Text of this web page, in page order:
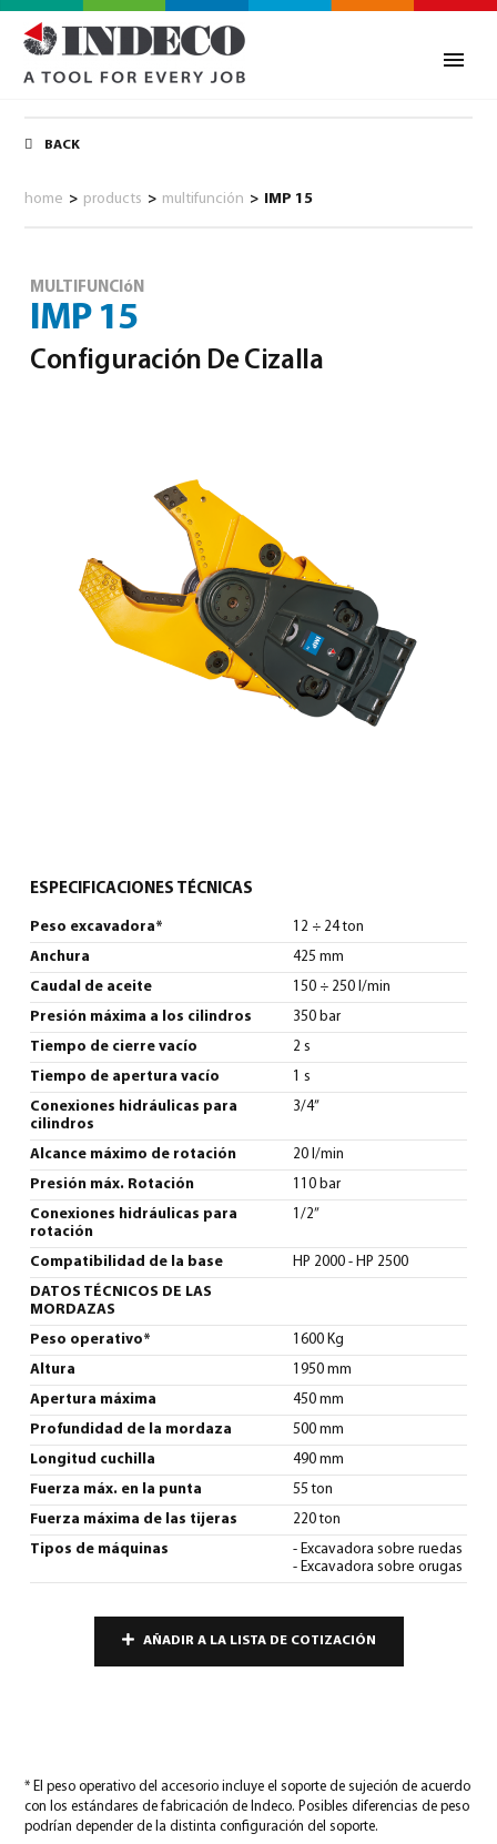
0
BACK
home > products > multifunción > IMP 15
MULTIFUNCIóN
IMP 15
Configuración De Cizalla
ESPECIFICACIONES TÉCNICAS
Peso excavadora* 12 ÷ 24 ton
Anchura 425 mm
Caudal de aceite 150 ÷ 250 l/min
Presión máxima a los cilindros 350 bar
Tiempo de cierre vacío 2 s
Tiempo de apertura vacío 1 s
Conexiones hidráulicas para
cilindros
3/4”
Alcance máximo de rotación 20 l/min
Presión máx. Rotación 110 bar
Conexiones hidráulicas para
rotación
1/2”
Compatibilidad de la base HP 2000 - HP 2500
DATOS TÉCNICOS DE LAS
MORDAZAS
Peso operativo* 1600 Kg
Altura 1950 mm
Apertura máxima 450 mm
Profundidad de la mordaza 500 mm
Longitud cuchilla 490 mm
Fuerza máx. en la punta 55 ton
Fuerza máxima de las tijeras 220 ton
Tipos de máquinas
- Excavadora sobre ruedas
- Excavadora sobre orugas
AÑADIR A LA LISTA DE COTIZACIÓN
* El peso operativo del accesorio incluye el soporte de sujeción de acuerdo
con los estándares de fabricación de Indeco. Posibles diferencias de peso
podrían depender de la distinta configuración del soporte.